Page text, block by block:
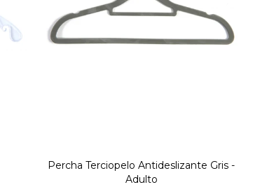
Percha Terciopelo Antideslizante Gris -
Adulto